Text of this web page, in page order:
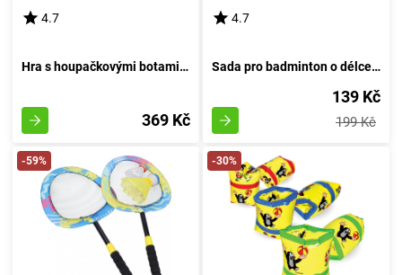
4.7
Hra s houpačkovými botami Swingin' Kopyta od Fat Brain
369 Kč
4.7
Sada pro badminton o délce 44 centimetrů
139 Kč
199 Kč
-59% -30%